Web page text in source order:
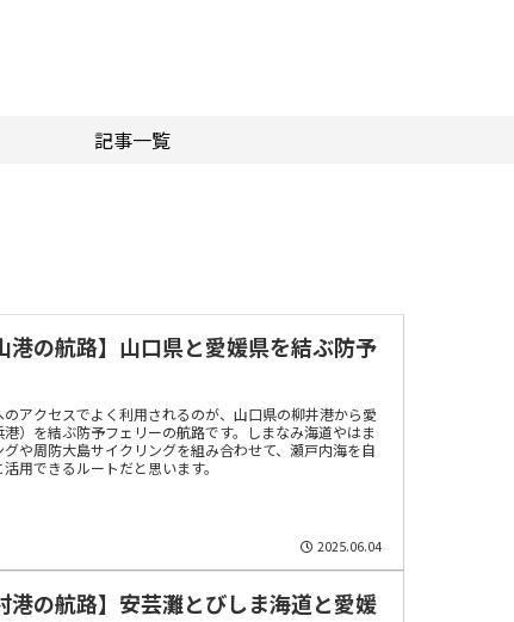
記事一覧
港の航路】山口県と愛媛県を結ぶ防予
アクセスでよく利用されるのが、山口県の柳井港から愛
）を結ぶ防予フェリーの航路です。しまなみ海道やはま
や周防大島サイクリングを組み合わせて、瀬戸内海を自
用できるルートだと思います。
2025.06.04
港の航路】安芸灘とびしま海道と愛媛